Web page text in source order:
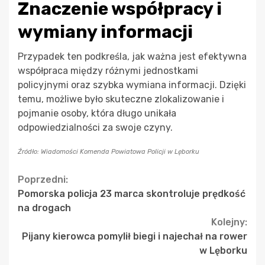
Znaczenie współpracy i
wymiany informacji
Przypadek ten podkreśla, jak ważna jest efektywna
współpraca między różnymi jednostkami
policyjnymi oraz szybka wymiana informacji. Dzięki
temu, możliwe było skuteczne zlokalizowanie i
pojmanie osoby, która długo unikała
odpowiedzialności za swoje czyny.
Źródło: Wiadomości Komenda Powiatowa Policji w Lęborku
Continue
Reading
Poprzedni:
Pomorska policja 23 marca skontroluje prędkość
na drogach
Kolejny:
Pijany kierowca pomylił biegi i najechał na rower
w Lęborku